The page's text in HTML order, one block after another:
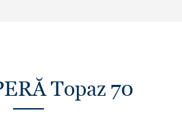
Topaz 70